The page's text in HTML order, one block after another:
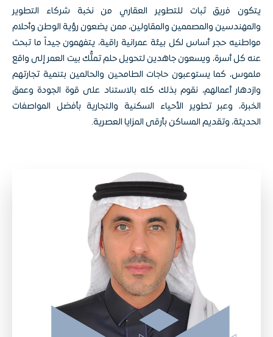
يتكون فريق ثبات للتطوير العقاري من نخبة شركاء التطوير
والمهندسين والمصممين والمقاولين، ممن يضعون رؤية الوطن وأحلام
مواطنيه حجر أساس لكل بيئة عمرانية راقية، يتفهمون جيداً ما تبحث
عنه كل أسرة، ويسعون جاهدين لتحويل حلم تملُّك بيت العمر إلى واقع
ملموس، كما يستوعبون حاجات الطامحين والحالمين بتنمية تجارتهم
وازدهار أعمالهم، نقوم بذلك كله بالاستناد على قوة الجودة وعمق
الخبرة، وعبر تطوير الأحياء السكنية والتجارية بأفضل المواصفات
الحديثة، وتقديم المساكن بأرقى المزايا العصرية.